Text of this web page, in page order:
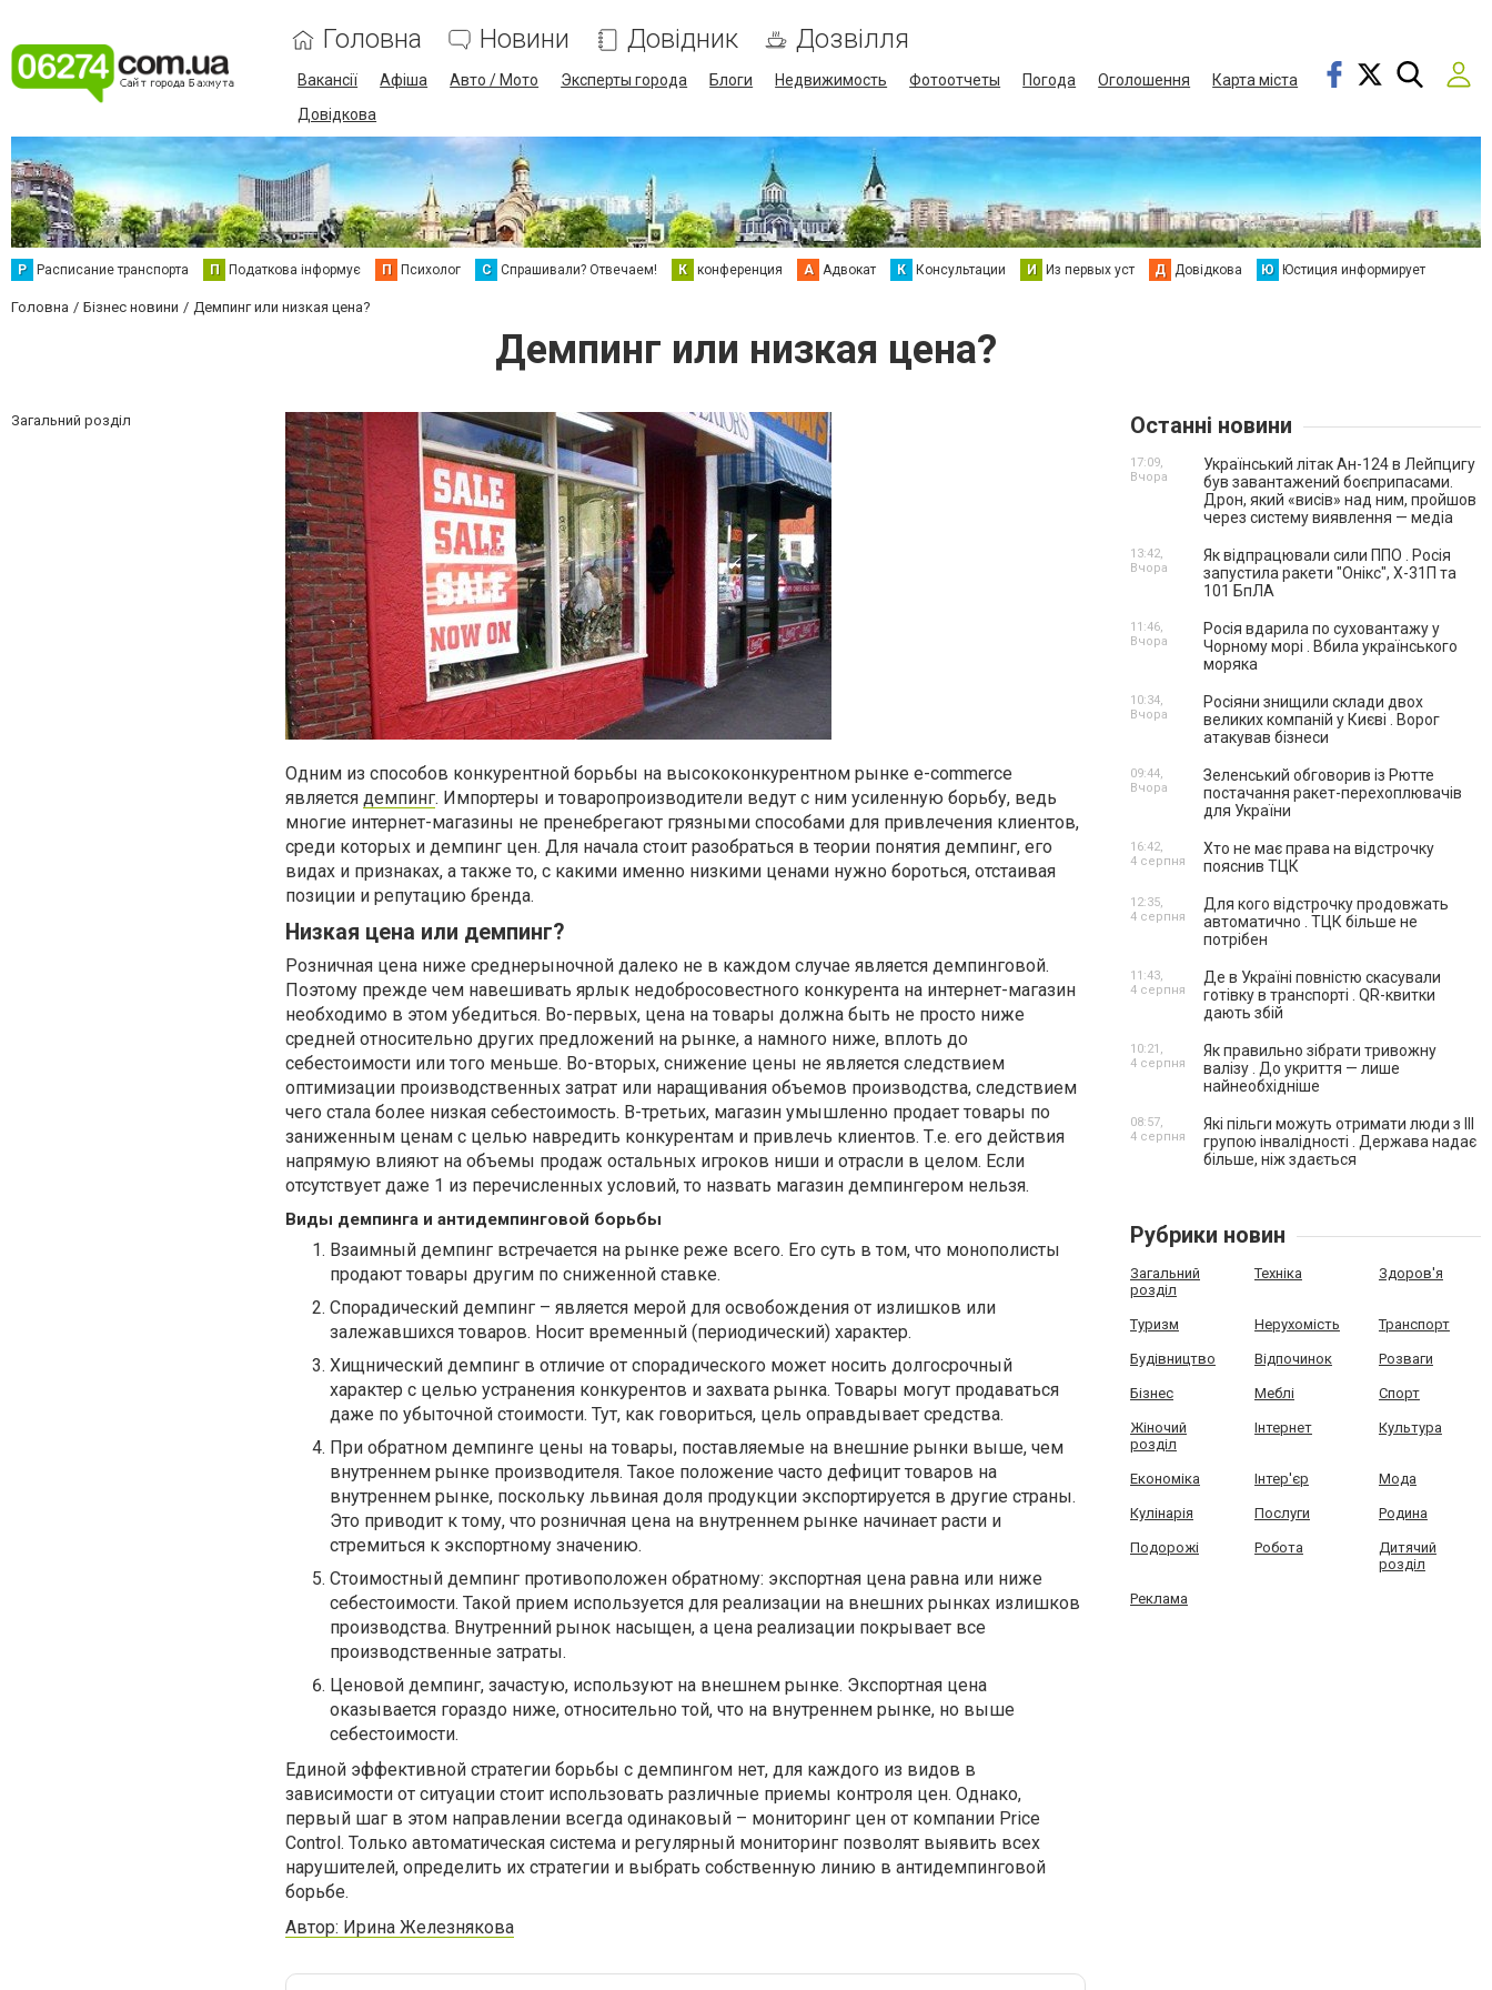
Головна Новини Довідник Дозвілля
Вакансії Афіша Авто / Мото Эксперты города Блоги Недвижимость Фотоотчеты Погода Оголошення
Карта міста
Довідкова
Р Расписание транспорта П Податкова інформує П Психолог С Спрашивали? Отвечаем! К конференция А Адвокат К Консультации И Из первых уст Д Довідкова Ю Юстиция информирует
Головна Бізнес новини Демпинг или низкая цена?
Демпинг или низкая цена?
Загальний розділ
Одним из способов конкурентной борьбы на высококонкурентном рынке e-commerce
является демпинг. Импортеры и товаропроизводители ведут с ним усиленную борьбу, ведь
многие интернет-магазины не пренебрегают грязными способами для привлечения клиентов,
среди которых и демпинг цен. Для начала стоит разобраться в теории понятия демпинг, его
видах и признаках, а также то, с какими именно низкими ценами нужно бороться, отстаивая
позиции и репутацию бренда.
Низкая цена или демпинг?
Розничная цена ниже среднерыночной далеко не в каждом случае является демпинговой.
Поэтому прежде чем навешивать ярлык недобросовестного конкурента на интернет-магазин
необходимо в этом убедиться. Во-первых, цена на товары должна быть не просто ниже
средней относительно других предложений на рынке, а намного ниже, вплоть до
себестоимости или того меньше. Во-вторых, снижение цены не является следствием
оптимизации производственных затрат или наращивания объемов производства, следствием
чего стала более низкая себестоимость. В-третьих, магазин умышленно продает товары по
заниженным ценам с целью навредить конкурентам и привлечь клиентов. Т.е. его действия
напрямую влияют на объемы продаж остальных игроков ниши и отрасли в целом. Если
отсутствует даже 1 из перечисленных условий, то назвать магазин демпингером нельзя.
Виды демпинга и антидемпинговой борьбы
Взаимный демпинг встречается на рынке реже всего. Его суть в том, что монополисты
продают товары другим по сниженной ставке.
Спорадический демпинг – является мерой для освобождения от излишков или
залежавшихся товаров. Носит временный (периодический) характер.
Хищнический демпинг в отличие от спорадического может носить долгосрочный
характер с целью устранения конкурентов и захвата рынка. Товары могут продаваться
даже по убыточной стоимости. Тут, как говориться, цель оправдывает средства.
При обратном демпинге цены на товары, поставляемые на внешние рынки выше, чем
внутреннем рынке производителя. Такое положение часто дефицит товаров на
внутреннем рынке, поскольку львиная доля продукции экспортируется в другие страны.
Это приводит к тому, что розничная цена на внутреннем рынке начинает расти и
стремиться к экспортному значению.
Стоимостный демпинг противоположен обратному: экспортная цена равна или ниже
себестоимости. Такой прием используется для реализации на внешних рынках излишков
производства. Внутренний рынок насыщен, а цена реализации покрывает все
производственные затраты.
Ценовой демпинг, зачастую, используют на внешнем рынке. Экспортная цена
оказывается гораздо ниже, относительно той, что на внутреннем рынке, но выше
себестоимости.
Единой эффективной стратегии борьбы с демпингом нет, для каждого из видов в
зависимости от ситуации стоит использовать различные приемы контроля цен. Однако,
первый шаг в этом направлении всегда одинаковый – мониторинг цен от компании Price
Control. Только автоматическая система и регулярный мониторинг позволят выявить всех
нарушителей, определить их стратегии и выбрать собственную линию в антидемпинговой
борьбе.
Автор: Ирина Железнякова
Останні новини
Український літак Ан-124 в Лейпцигу
був завантажений боєприпасами.
Дрон, який «висів» над ним, пройшов
через систему виявлення — медіа
17:09,
Вчора
Як відпрацювали сили ППО . Росія
запустила ракети "Онікс", Х-31П та
101 БпЛА
13:42,
Вчора
Росія вдарила по суховантажу у
Чорному морі . Вбила українського
моряка
11:46,
Вчора
Росіяни знищили склади двох
великих компаній у Києві . Ворог
атакував бізнеси
10:34,
Вчора
Зеленський обговорив із Рютте
постачання ракет-перехоплювачів
для України
09:44,
Вчора
Хто не має права на відстрочку
пояснив ТЦК
16:42,
4 серпня
Для кого відстрочку продовжать
автоматично . ТЦК більше не
потрібен
12:35,
4 серпня
Де в Україні повністю скасували
готівку в транспорті . QR-квитки
дають збій
11:43,
4 серпня
Як правильно зібрати тривожну
валізу . До укриття — лише
найнеобхідніше
10:21,
4 серпня
Які пільги можуть отримати люди з III
групою інвалідності . Держава надає
більше, ніж здається
08:57,
4 серпня
Рубрики новин
Загальний
розділ
Техніка Здоров'я
Туризм Нерухомість Транспорт
Будівництво Відпочинок Розваги
Бізнес Меблі Спорт
Жіночий
розділ
Інтернет Культура
Економіка Інтер'єр Мода
Кулінарія Послуги Родина
Подорожі Робота
Дитячий
розділ
Реклама